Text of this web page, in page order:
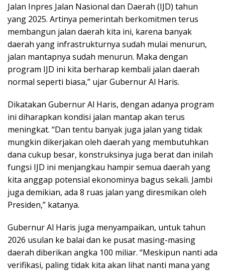
Jalan Inpres Jalan Nasional dan Daerah (IJD) tahun
yang 2025. Artinya pemerintah berkomitmen terus
membangun jalan daerah kita ini, karena banyak
daerah yang infrastrukturnya sudah mulai menurun,
jalan mantapnya sudah menurun. Maka dengan
program IJD ini kita berharap kembali jalan daerah
normal seperti biasa,” ujar Gubernur Al Haris.
Dikatakan Gubernur Al Haris, dengan adanya program
ini diharapkan kondisi jalan mantap akan terus
meningkat. “Dan tentu banyak juga jalan yang tidak
mungkin dikerjakan oleh daerah yang membutuhkan
dana cukup besar, konstruksinya juga berat dan inilah
fungsi IJD ini menjangkau hampir semua daerah yang
kita anggap potensial ekonominya bagus sekali. Jambi
juga demikian, ada 8 ruas jalan yang diresmikan oleh
Presiden,” katanya.
Gubernur Al Haris juga menyampaikan, untuk tahun
2026 usulan ke balai dan ke pusat masing-masing
daerah diberikan angka 100 miliar. “Meskipun nanti ada
verifikasi, paling tidak kita akan lihat nanti mana yang